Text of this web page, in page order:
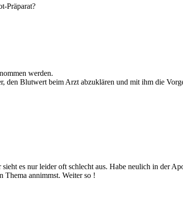
Präparat?
werden.
den Blutwert beim Arzt abzuklären und mit ihm die
es nur leider oft schlecht aus. Habe neulich in der
Thema annimmst. Weiter so !